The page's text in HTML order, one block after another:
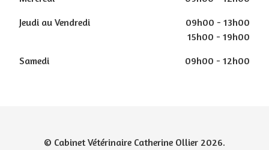
Jeudi au Vendredi
09h00 - 13h00
15h00 - 19h00
Samedi
09h00 - 12h00
© Cabinet Vétérinaire Catherine Ollier 2026.